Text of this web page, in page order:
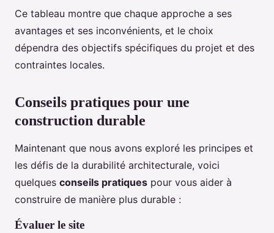
Ce tableau montre que chaque approche a ses
avantages et ses inconvénients, et le choix
dépendra des objectifs spécifiques du projet et des
contraintes locales.
Conseils pratiques pour une
construction durable
Maintenant que nous avons exploré les principes et
les défis de la durabilité architecturale, voici
quelques conseils pratiques pour vous aider à
construire de manière plus durable :
Évaluer le site